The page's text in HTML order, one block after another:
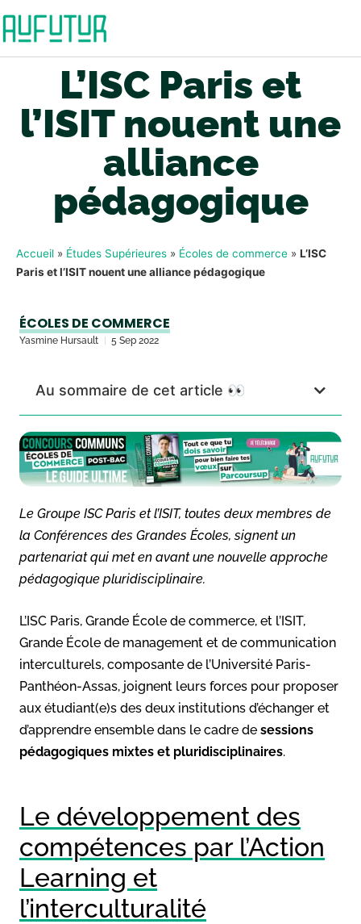
L’ISC Paris et
l’ISIT nouent une
alliance
pédagogique
Accueil » Études Supérieures » Écoles de commerce » L’ISC
Paris et l’ISIT nouent une alliance pédagogique
ÉCOLES DE COMMERCE
Yasmine Hursault 5 Sep 2022
Au sommaire de cet article 👀
Le Groupe ISC Paris et l’ISIT, toutes deux membres de
la Conférences des Grandes Écoles, signent un
partenariat qui met en avant une nouvelle approche
pédagogique pluridisciplinaire.
L’ISC Paris, Grande École de commerce, et l’ISIT,
Grande École de management et de communication
interculturels, composante de l’Université Paris-
Panthéon-Assas, joignent leurs forces pour proposer
aux étudiant(e)s des deux institutions d’échanger et
d’apprendre ensemble dans le cadre de sessions
pédagogiques mixtes et pluridisciplinaires.
Le développement des
compétences par l’Action
Learning et
l’interculturalité